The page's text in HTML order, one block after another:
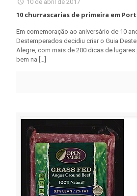
10 de abril de 2017
10 churrascarias de primeira em
Em comemoração ao aniversário de 10
Destemperados decidiu criar o Guia
Alegre, com mais de 200 dicas de
bem na […]